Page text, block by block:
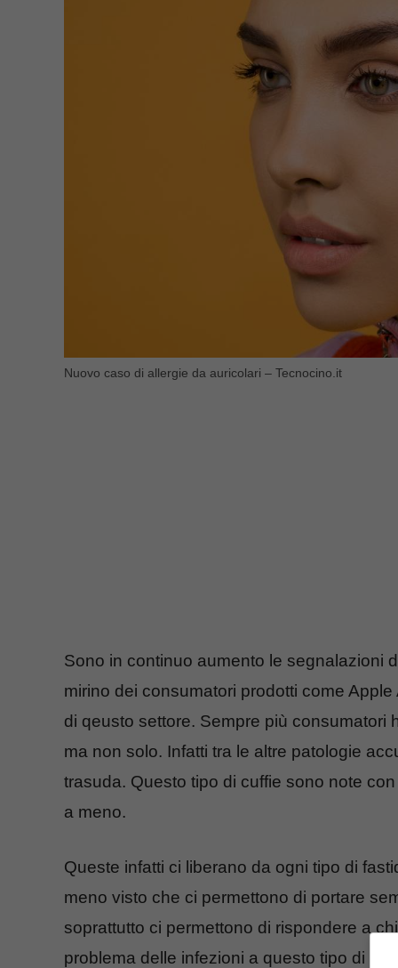
Nuovo caso di allergie da auricolari – Tecnocino.it
Sono in continuo aumento le segnalazioni
mirino dei consumatori prodotti come
di qeusto settore. Sempre più consumatori
ma non solo. Infatti tra le altre patologie
trasuda. Questo tipo di cuffie sono note
a meno.
Queste infatti ci liberano da ogni tipo di
meno visto che ci permettono di portare
soprattutto ci permettono di rispondere a
problema delle infezioni a questo tipo di